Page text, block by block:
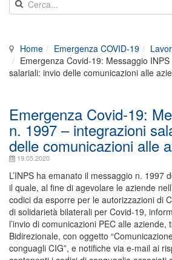
Home Emergenza COVID-19
Emergenza Covid-19: Messaggio
salariali: invio delle comunicazioni alle
Emergenza Covid-19:
n. 1997 – integrazioni
delle comunicazioni alle
19.05.2020
L’INPS ha emanato il messaggio n. 1997
il quale, al fine di agevolare le aziende
codici da esporre per le autorizzazioni di
di solidarietà bilaterali per Covid-19,
l’invio di comunicazioni PEC alle
Bidirezionale, con oggetto
conguagli CIG”, e notifiche via e-mail ai